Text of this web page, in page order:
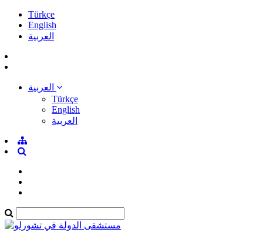
Türkçe
English
العربية
Türkçe
English
العربية